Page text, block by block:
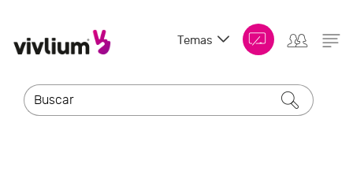
Temas